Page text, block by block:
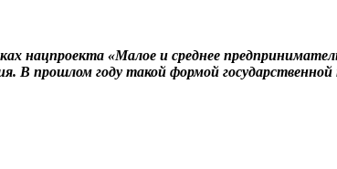
нацпроекта «Малое и среднее
В прошлом году такой формой государственной